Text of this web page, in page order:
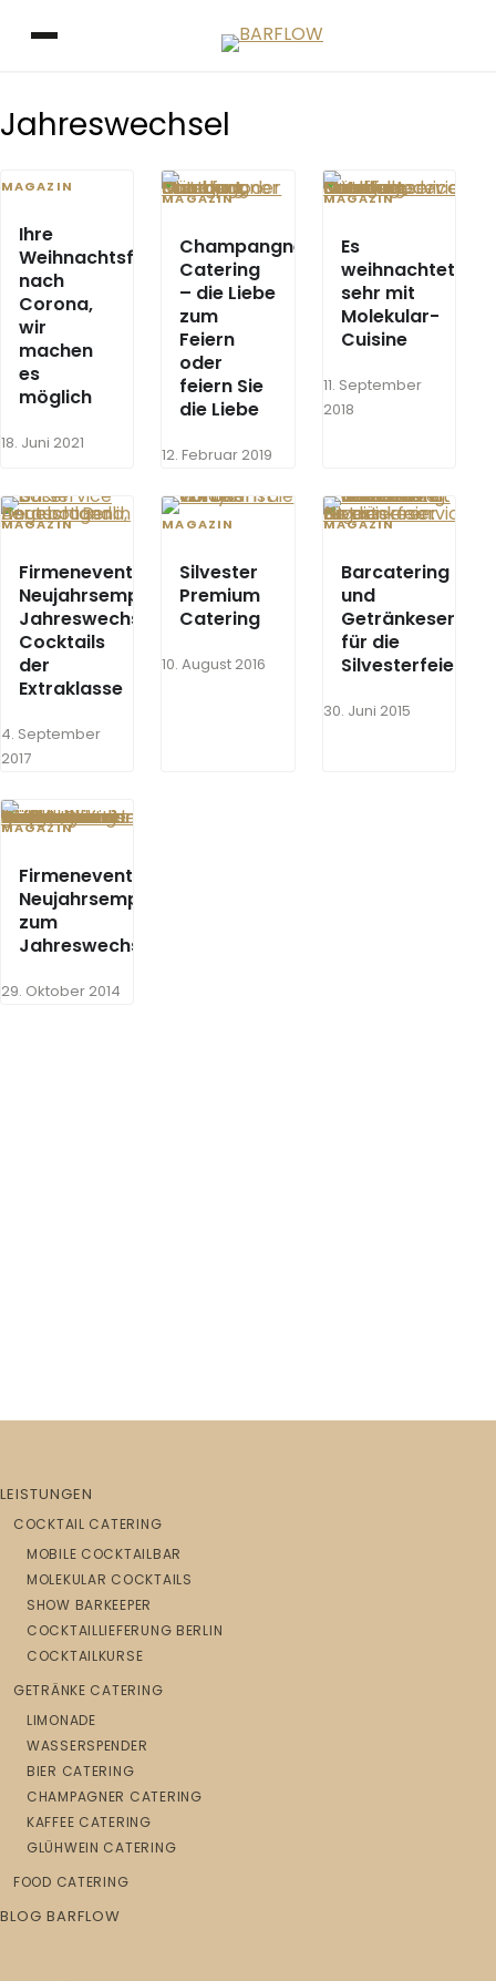
Menü öffnen
Jahreswechsel
MAGAZIN
Ihre
Weihnachtsfeier
nach
Corona,
wir
machen
es
möglich
18. Juni 2021
MAGAZIN
Champangner
Catering
– die Liebe
zum
Feiern
oder
feiern Sie
die Liebe
12. Februar 2019
MAGAZIN
Es
weihnachtet
sehr mit
Molekular-
Cuisine
11. September
2018
MAGAZIN
Firmenevents-
Neujahrsempfang-
Jahreswechsel:
Cocktails
der
Extraklasse
4. September
2017
MAGAZIN
Silvester
Premium
Catering
10. August 2016
MAGAZIN
Barcatering
und
Getränkeservice
für die
Silvesterfeier
30. Juni 2015
MAGAZIN
Firmenevent:
Neujahrsempfang
zum
Jahreswechsel
29. Oktober 2014
LEISTUNGEN
COCKTAIL CATERING
MOBILE COCKTAILBAR
MOLEKULAR COCKTAILS
SHOW BARKEEPER
COCKTAILLIEFERUNG BERLIN
COCKTAILKURSE
GETRÄNKE CATERING
LIMONADE
WASSERSPENDER
BIER CATERING
CHAMPAGNER CATERING
KAFFEE CATERING
GLÜHWEIN CATERING
FOOD CATERING
BLOG BARFLOW